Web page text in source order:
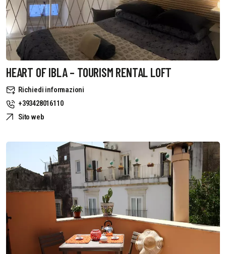
HEART OF IBLA – TOURISM RENTAL LOFT
Richiedi informazioni
+393428016110
Sito web